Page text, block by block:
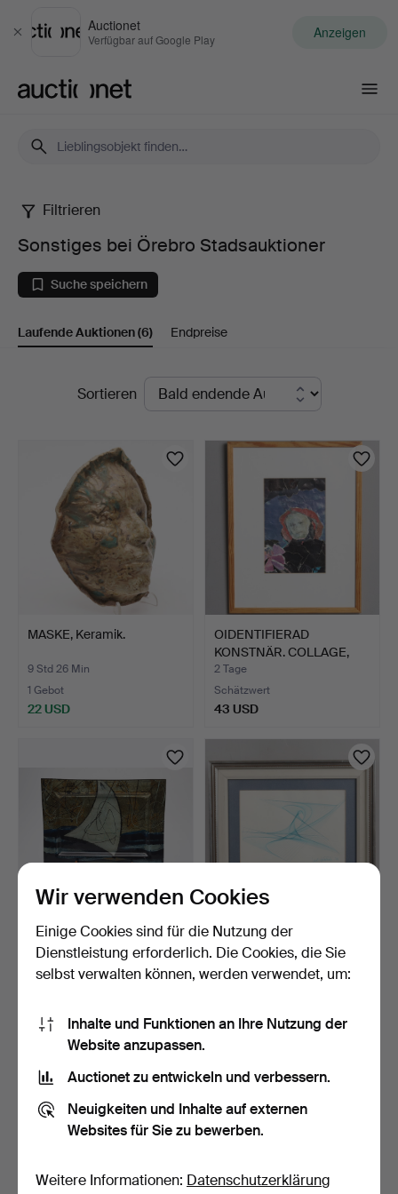
Schließen
Auctionet
Verfügbar auf Google Play Anzeigen
Sonstiges
bei
Örebro
Stadsauktioner
Filtrieren
Sonstiges bei Örebro Stadsauktioner
Suche speichern
Laufende Auktionen(6) Endpreise
LaufendeSortieren
MASKE, Keramik.
9 Std 26 Min
1 Gebot
22 USD
OIDENTIFIERAD
KONSTNÄR. COLLAGE,
"Farmor",…
2 Tage
Schätzwert
43 USD
EMAILLIERTE SCHALE,
spätes 20. Jahrhundert.
4 Tage
OIDENTIFIERAD
KONSTNÄR. Geometrie,
Tusche …
5 Tage
Wir verwenden Cookies
Einige Cookies sind für die Nutzung der
Dienstleistung erforderlich. Die Cookies, die Sie
selbst verwalten können, werden verwendet, um:
Inhalte und Funktionen an Ihre Nutzung der
Website anzupassen.
Auctionet zu entwickeln und verbessern.
Neuigkeiten und Inhalte auf externen
Websites für Sie zu bewerben.
Weitere Informationen: Datenschutzerklärung